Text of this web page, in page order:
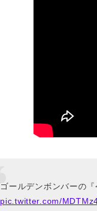
ゴールデンボンバーの
pic.twitter.com/